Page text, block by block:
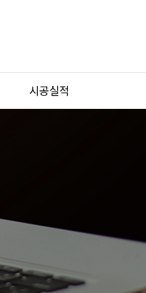
시공실적